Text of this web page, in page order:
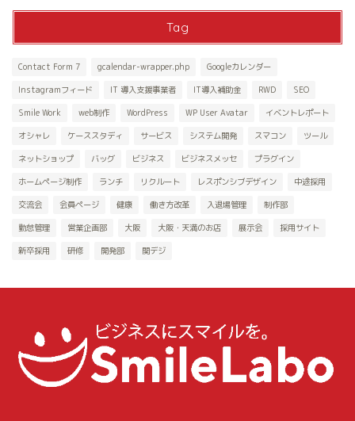
Tag
Contact Form 7 gcalendar-wrapper.php Googleカレンダー
Instagramフィード IT 導入支援事業者 IT導入補助金 RWD SEO
Smile Work web制作 WordPress WP User Avatar イベントレポート
オシャレ ケーススタディ サービス システム開発 スマコン ツール
ネットショップ バッグ ビジネス ビジネスメッセ プラグイン
ホームページ制作 ランチ リクルート レスポンシブデザイン 中途採用
交流会 会員ページ 健康 働き方改革 入退場管理 制作部
勤怠管理 営業企画部 大阪 大阪・天満のお店 展示会 採用サイト
新卒採用 研修 開発部 関デジ